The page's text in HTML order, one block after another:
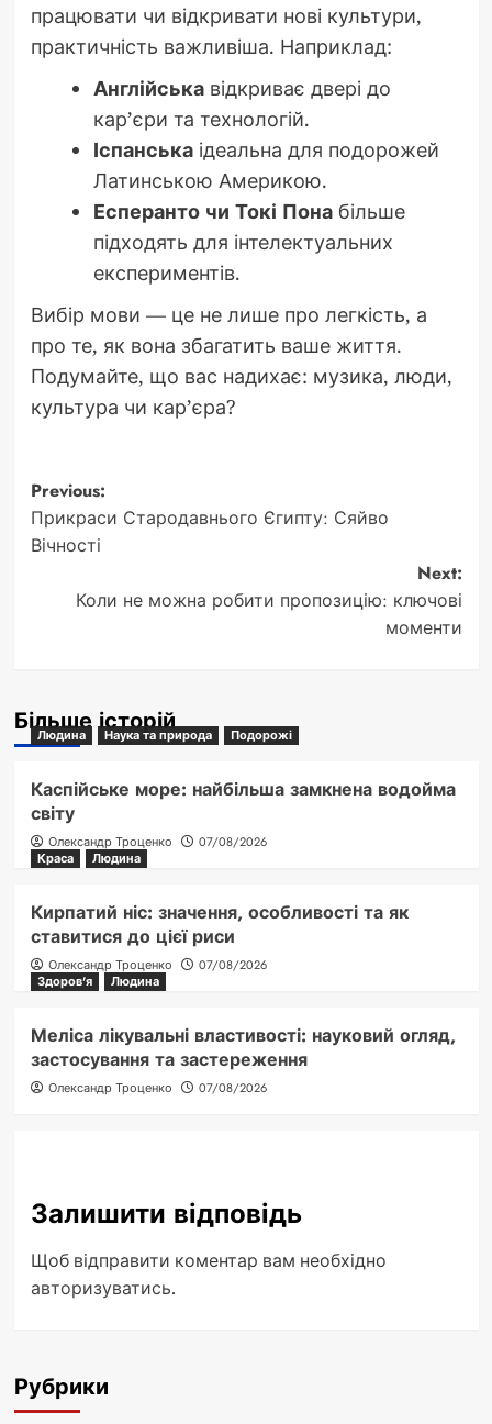
працювати чи відкривати нові культури,
практичність важливіша. Наприклад:
Англійськавідкриває двері до
кар’єри та технологій.
Іспанськаідеальна для подорожей
Латинською Америкою.
Есперанто чи Токі Понабільше
підходять для інтелектуальних
експериментів.
Вибір мови — це не лише про легкість, а
про те, як вона збагатить ваше життя.
Подумайте, що вас надихає: музика, люди,
культура чи кар’єра?
Post
navigation
Previous:
Прикраси Стародавнього Єгипту: Сяйво
Вічності
Next:
Коли не можна робити пропозицію: ключові
моменти
Більше історій
Людина Наука та природа Подорожі
Каспійське море: найбільша замкнена водойма
світу
Олександр Троценко
07/08/2026
Краса
Людина
Кирпатий ніс: значення, особливості та як
ставитися до цієї риси
Олександр Троценко
07/08/2026
Здоров'я
Людина
Меліса лікувальні властивості: науковий огляд,
застосування та застереження
Олександр Троценко 07/08/2026
Залишити відповідь
Щоб відправити коментар вам необхідно
авторизуватись.
Рубрики